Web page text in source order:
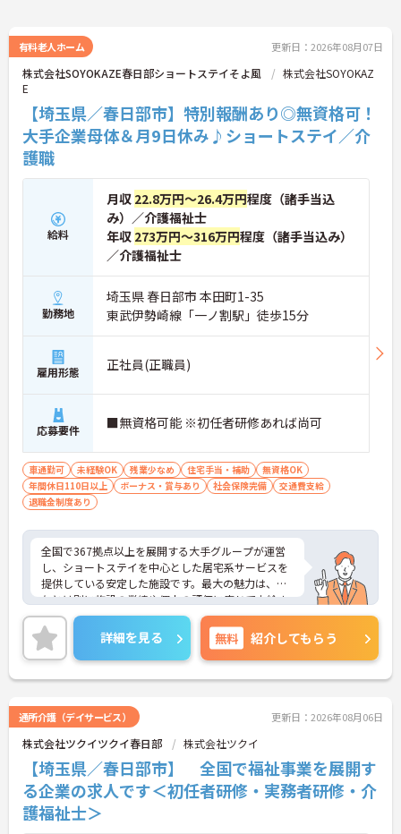
期待できます】
に評価されるため、目に見える形で還元されます。
仕事へのモチベーションを高めながら働けます。
【チームでの情報共有が徹底されており、安心して
業務に取り組める体制です】
・毎朝スタッフ全員でミーティングを行い、お客様
の体調や業務連絡を細やかに共有する仕組みがあり
・多職種連携で職種を超えて相談しやすい雰囲気の
もと、困った時もすぐにお互いをフォローし合えま
【残業が少なく独自の休暇制度も完備され、長期的
に安定して働ける環境です】
・残業は少なく、年間17日のリフレッシュ休暇も取
得できることで、心身の疲労をしっかり回復できま
す。
・定年65歳以降も再雇用制度で70歳まで勤務可能で
【一人ひとりの個性や希望を尊重し、自分らしくキ
ャリアを描ける職場です】
・時短勤務からフルタイム、さらには管理者へのス
テップアップまで、ライフステージに合わせた働き
方を選択できます。
・清潔感があれば髪色やネイルなども自由となって
おり、自分らしいスタイルを大切にできる環境で
す。
有料老人ホーム 更新日：2026年08月07日
株式会社SOYOKAZE春日部ショートステイそよ風
株式会社SOYOKAZ
E
【埼玉県／春日部市】特別報酬あり◎無資格可！
大手企業母体＆月9日休み♪ショートステイ／介
護職
給料
月収 22.8万円～26.4万円程度（諸手当込
み）／介護福祉士
年収 273万円～316万円程度（諸手当込み）
／介護福祉士
勤務地
埼玉県 春日部市 本田町1-35
東武伊勢崎線「一ノ割駅」徒歩15分
雇用形態 正社員(正職員)
応募要件 ■無資格可能 ※初任者研修あれば尚可
車通勤可 未経験OK 残業少なめ 住宅手当・補助
無資格OK
年間休日110日以上
ボーナス・賞与あり 社会保険完備
交通費支給
退職金制度あり
全国で367拠点以上を展開する大手グループが運営
し、ショートステイを中心とした居宅系サービスを
提供している安定した施設です。最大の魅力は、賞
与とは別に施設の業績や個人の評価に応じて支給さ
れる独自の特別報酬制度です。日々の頑張りやチー
ムへの貢献が直接収入に反映される非常にやりがい
のある環境が整っています。また、毎朝の情報共有
ミーティングを通じてスタッフ同士の連携が強化さ
れており、平均勤続年数7.2年という高い定着率を実
間内に研修を受講できるなど教育体制も充実してい
るため、介護職からケアマネジャーや管理職への着
実なステップアップが期待できます。定年65歳・再
雇用70歳までの継続雇用制度も完備されており、ご
自身らしさを大切にしながら大手ならではの安定基
盤のもとで末永くご活躍いただけます。
★おすすめPOINT★
詳細を見る 無料 紹介してもらう
通所介護（デイサービス） 更新日：2026年08月06日
株式会社ツクイツクイ春日部 株式会社ツクイ
【埼玉県／春日部市】 全国で福祉事業を展開す
る企業の求人です＜初任者研修・実務者研修・介
護福祉士＞